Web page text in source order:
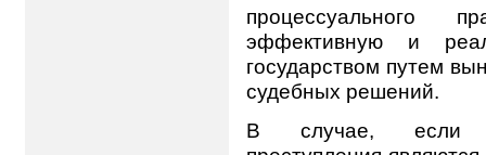
процессуального
эффективную и
государством путем
судебных решений.
В случае, если